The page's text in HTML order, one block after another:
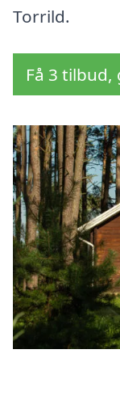
Torrild.
Få 3